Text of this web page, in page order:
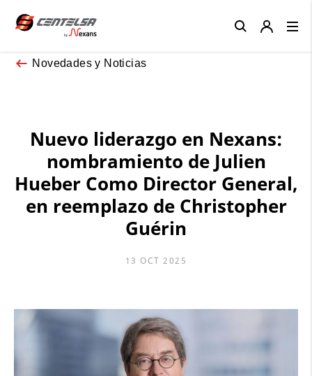
Novedades y Noticias
Nuevo liderazgo en Nexans:
nombramiento de Julien
Hueber Como Director General,
en reemplazo de Christopher
Guérin
13 OCT 2025
Close